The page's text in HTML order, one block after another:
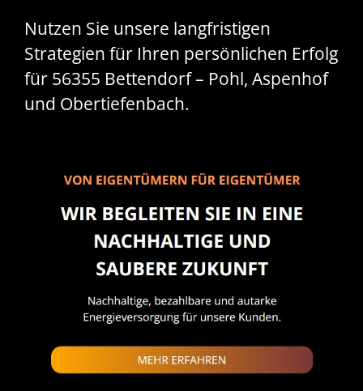
Nutzen Sie unsere langfristigen
Strategien für Ihren persönlichen Erfolg
für 56355 Bettendorf – Pohl, Aspenhof
und Obertiefenbach.